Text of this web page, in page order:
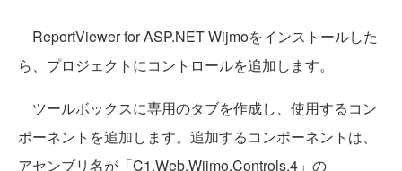
ReportViewer for ASP.NET Wijmoをインストールした
ら、プロジェクトにコントロールを追加します。
ツールボックスに専用のタブを作成し、使用するコン
ポーネントを追加します。 追加するコンポーネントは、
アセンブリ名が「C1.Web.Wijmo.Controls.4」の